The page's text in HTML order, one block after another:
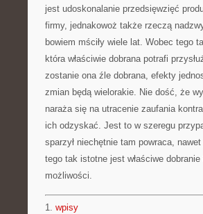
jest udoskonalanie przedsięwzięć
firmy, jednakowoż także rzeczą
bowiem mściły wiele lat. Wobec tego
która właściwie dobrana potrafi
zostanie ona źle dobrana, efekty
zmian będą wielorakie. Nie dość, że
naraża się na utracenie zaufania
ich odzyskać. Jest to w szeregu
sparzył niechętnie tam powraca,
tego tak istotne jest właściwe
możliwości.
1. wpisy